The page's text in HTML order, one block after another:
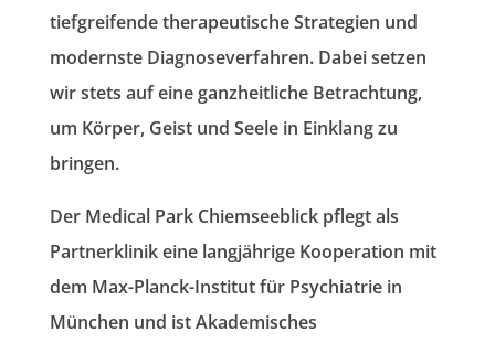
tiefgreifende therapeutische Strategien und
modernste Diagnoseverfahren.Dabei setzen
wir stets auf eineganzheitliche Betrachtung,
um Körper, Geist und Seele in Einklang zu
bringen.
Der Medical Park Chiemseeblick pflegt als
Partnerklinik eine langjährige Kooperation mit
dem Max-Planck-Institut für Psychiatrie in
München und istAkademisches